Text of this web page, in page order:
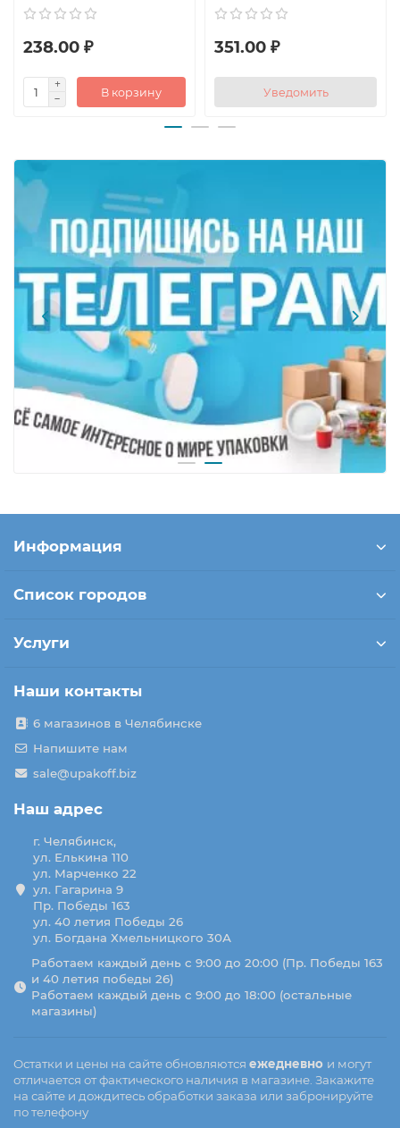
238.00 ₽
В корзину
351.00 ₽
Уведомить
Информация
Список городов
Услуги
Наши контакты
6 магазинов в Челябинске
Напишите нам
sale@upakoff.biz
Наш адрес
г. Челябинск,
ул. Елькина 110
ул. Марченко 22
ул. Гагарина 9
Пр. Победы 163
ул. 40 летия Победы 26
ул. Богдана Хмельницкого 30А
Работаем каждый день с 9:00 до 20:00 (Пр. Победы 163
и 40 летия победы 26)
Работаем каждый день с 9:00 до 18:00 (остальные
магазины)
Остатки и цены на сайте обновляются ежедневно и могут
отличается от фактического наличия в магазине. Закажите
на сайте и дождитесь обработки заказа или забронируйте
по телефону